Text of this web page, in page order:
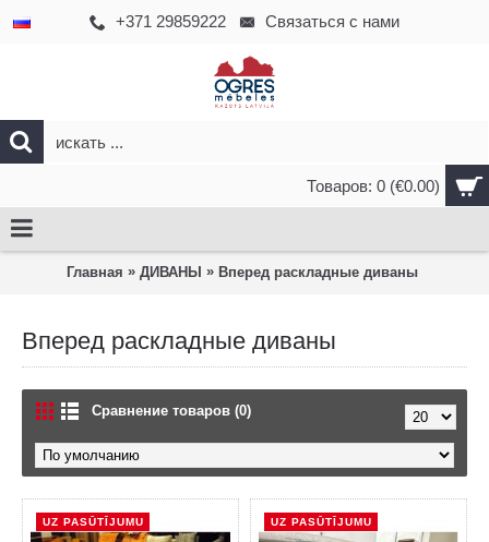
+371 29859222 Связаться с нами
Товаров: 0 (€0.00)
Главная » ДИВАНЫ » Вперед раскладные диваны
Вперед раскладные диваны
Сравнение товаров (0)
UZ PASŪTĪJUMU UZ PASŪTĪJUMU